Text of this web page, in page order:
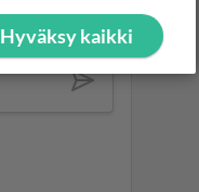
Hyväksy kaikki